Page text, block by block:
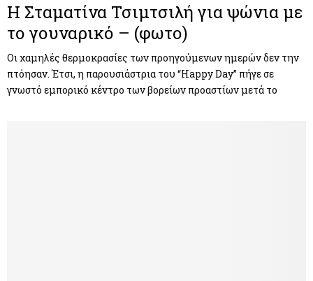
Η Σταματίνα Τσιμτσιλή για ψώνια με
το γουναρικό – (φωτο)
Οι χαμηλές θερμοκρασίες των προηγούμενων ημερών δεν την
πτόησαν. Έτσι, η παρουσιάστρια του “Happy Day” πήγε σε
γνωστό εμπορικό κέντρο των βορείων προαστίων μετά το